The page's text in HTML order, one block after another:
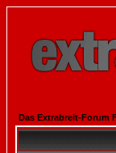
Das Extrabreit-Forum